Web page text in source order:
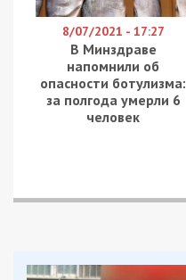
8/07/2021 - 17:27
В Минздраве
напомнили об
опасности ботулизма:
за полгода умерли 6
человек